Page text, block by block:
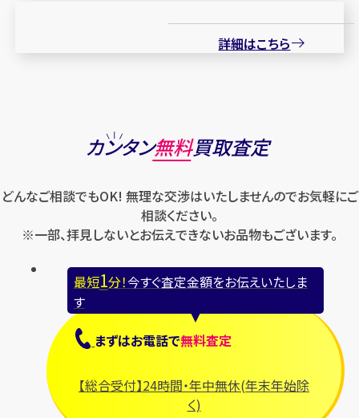
詳細はこちら
カンタン無料買取査定
どんなご相談でもOK! 無理な交渉はいたしませんのでお気軽にご
相談ください。
※一部、拝見しないとお伝えできないお品物もございます。
最短1分！今すぐ査定金額をお伝えいたしま
す
まずはお電話で無料査定
【総合受付】24時間・年中無休(年末年始除
く)